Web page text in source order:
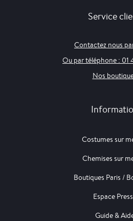
Service
Contactez nous
Ou par téléphone : 01
Nos
Costumes sur
Chemises sur
Boutiques Paris /
Espace
Guide &